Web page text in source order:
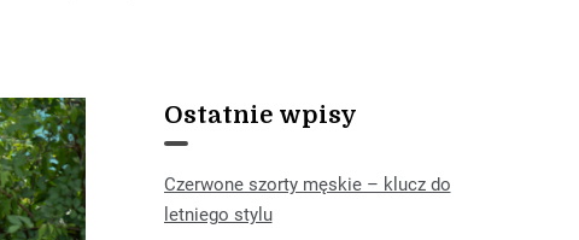
Ostatnie wpisy
Czerwone szorty męskie – klucz do
letniego stylu